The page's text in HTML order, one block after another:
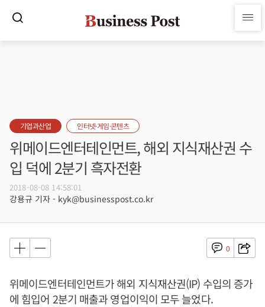
기업과산업 인터넷·게임·콘텐츠
위메이드엔터테인먼트, 해외 지식재산권 수
입 덕에 2분기 흑자전환
2018-08-08 14:58:01
강용규 기자 - kyk@businesspost.co.kr
0
위메이드엔터테인먼트가 해외 지식재산권(IP) 수입의 증가
에 힘입어 2분기 매출과 영업이익이 모두 늘었다.